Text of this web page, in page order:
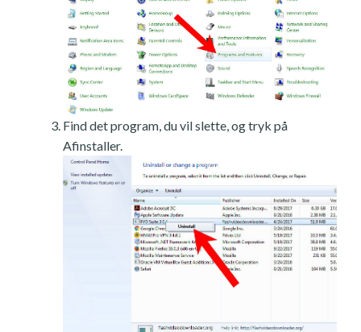
Find det program, du vil slette, og tryk på
Afinstaller.